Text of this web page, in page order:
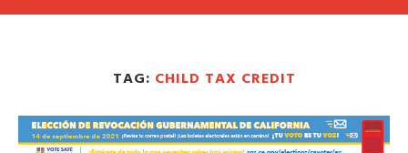
TAG: CHILD TAX CREDIT